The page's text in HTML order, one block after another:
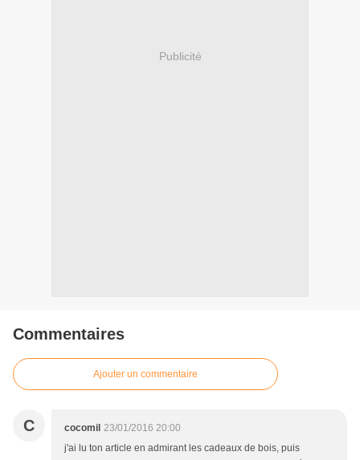
Publicité
Commentaires
Ajouter un commentaire
C cocomil 23/01/2016 20:00
j'ai lu ton article en admirant les cadeaux de bois, puis